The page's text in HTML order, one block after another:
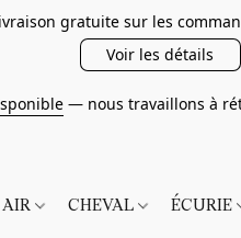
gratuite sur les
Voir les détails
— nous travaillons à
AIR CHEVAL ÉCURIE